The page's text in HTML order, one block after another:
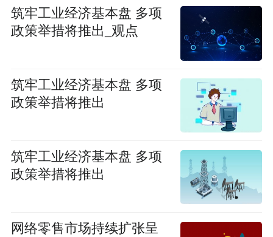
筑牢工业经济基本盘 多项
政策举措将推出_观点
筑牢工业经济基本盘 多项
政策举措将推出
筑牢工业经济基本盘 多项
政策举措将推出
网络零售市场持续扩张呈